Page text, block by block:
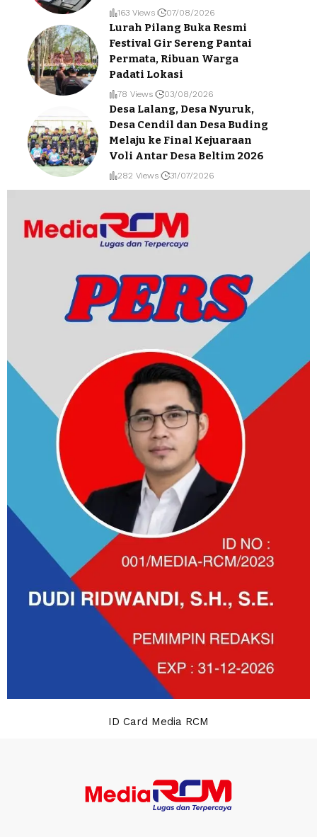
163 Views 07/08/2026
Lurah Pilang Buka Resmi
Festival Gir Sereng Pantai
Permata, Ribuan Warga
Padati Lokasi
78 Views 03/08/2026
Desa Lalang, Desa Nyuruk,
Desa Cendil dan Desa Buding
Melaju ke Final Kejuaraan
Voli Antar Desa Beltim 2026
282 Views 31/07/2026
ID Card Media RCM